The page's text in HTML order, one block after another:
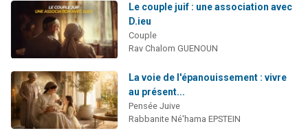
Le couple juif : une association avec
D.ieu
Couple
Rav Chalom GUENOUN
La voie de l'épanouissement : vivre
au présent...
Pensée Juive
Rabbanite Né'hama EPSTEIN